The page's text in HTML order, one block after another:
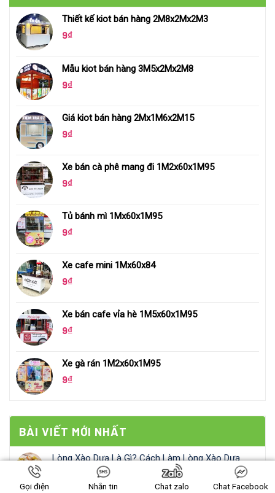
Thiết kế kiot bán hàng 2M8x2Mx2M3
9₫
Mẫu kiot bán hàng 3M5x2Mx2M8
9₫
Giá kiot bán hàng 2Mx1M6x2M15
9₫
Xe bán cà phê mang đi 1M2x60x1M95
9₫
Tủ bánh mì 1Mx60x1M95
9₫
Xe cafe mini 1Mx60x84
9₫
Xe bán cafe vỉa hè 1M5x60x1M95
9₫
Xe gà rán 1M2x60x1M95
9₫
BÀI VIẾT MỚI NHẤT
Lòng Xào Dưa Là Gì? Cách Làm Lòng Xào Dưa
Ngon Như Ở Thái Bình
Gọi điện Nhắn tin Chat zalo Chat Facebook